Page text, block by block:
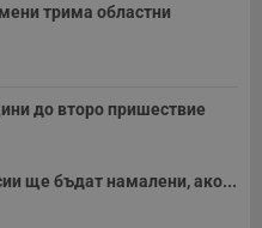
трима областни
до второ пришествие
ще бъдат намалени, ако...